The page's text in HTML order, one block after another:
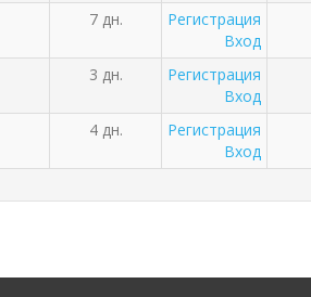
7 дн.
Регистрация
Вход
3 дн.
Регистрация
Вход
4 дн.
Регистрация
Вход